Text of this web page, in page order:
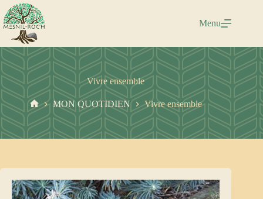
Menu
Vivre ensemble
MON QUOTIDIEN Vivre ensemble